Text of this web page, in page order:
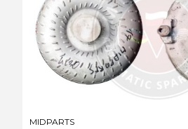
PRODUCENT
MIDPARTS